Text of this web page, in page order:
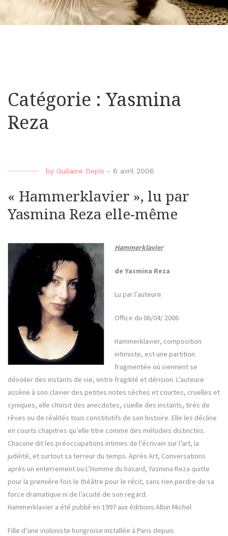
Catégorie : Yasmina
Reza
by Guilaine Depis - 6 avril 2006
« Hammerklavier », lu par
Yasmina Reza elle-même
Hammerklavier
de Yasmina Reza
Lu par l’auteure
Office du 06/04/ 2006
Hammerklavier, composition
intimiste, est une partition
fragmentée où viennent se
dévoiler des instants de vie, entre fragilité et dérision. L’auteure
assène à son clavier des petites notes sèches et courtes, cruelles et
cyniques, elle choisit des anecdotes, cueille des instants, tirés de
rêves ou de réalités tous constitutifs de son histoire. Elle les décline
en courts chapitres qu’elle titre comme des mélodies distinctes.
Chacune dit les préoccupations intimes de l’écrivain sur l’art, la
judéité, et surtout sa terreur du temps. Après Art, Conversations
après un enterrement ou L’Homme du hasard, Yasmina Reza quitte
pour la première fois le théâtre pour le récit, sans rien perdre de sa
force dramatique ni de l’acuité de son regard.
Hammerklavier a été publié en 1997 aux éditions Albin Michel
Fille d’une violoniste hongroise installée à Paris depuis